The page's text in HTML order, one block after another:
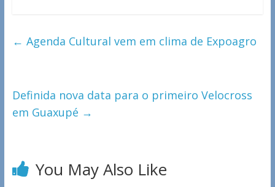
← Agenda Cultural vem em clima de Expoagro
Definida nova data para o primeiro Velocross
em Guaxupé →
You May Also Like